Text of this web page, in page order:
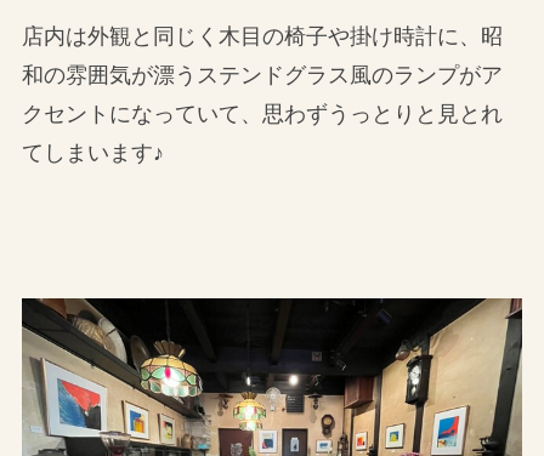
店内は外観と同じく木目の椅子や掛け時計に、昭
和の雰囲気が漂うステンドグラス風のランプがア
クセントになっていて、思わずうっとりと見とれ
てしまいます♪